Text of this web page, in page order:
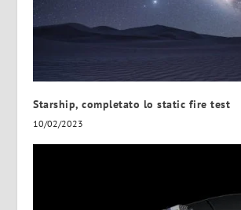
Starship, completato lo static fire test
10/02/2023